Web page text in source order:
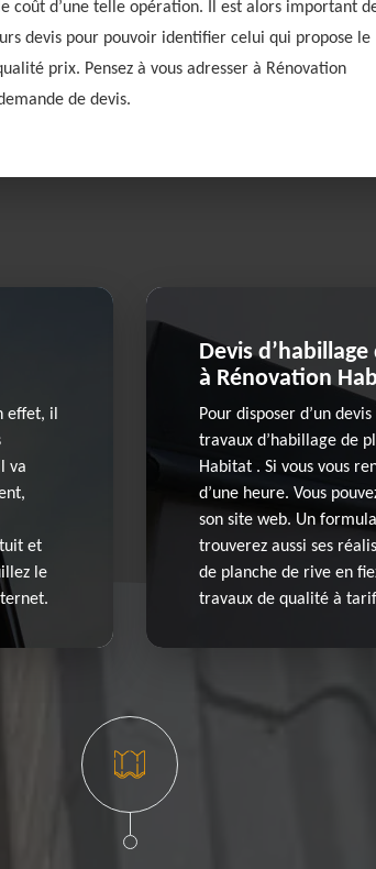
coût d’une telle opération. Il est alors important
devis pour pouvoir identifier celui qui propose le
prix. Pensez à vous adresser à Rénovation
de devis.
effet, il
va
et
le
Devis
à Rénovation
Pour disposer d’un
travaux d’habillage de
Habitat . Si vous vous
d’une heure. Vous
son site web. Un
trouverez aussi ses
de planche de rive en
travaux de qualité à